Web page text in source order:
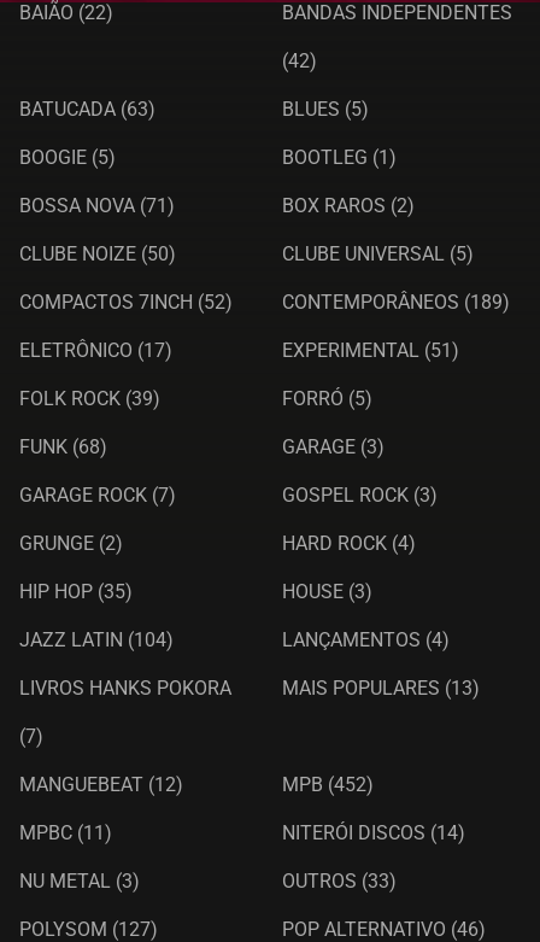
BAIÃO (22) BANDAS INDEPENDENTES
(42)
BATUCADA (63) BLUES (5)
BOOGIE (5) BOOTLEG (1)
BOSSA NOVA (71) BOX RAROS (2)
CLUBE NOIZE (50) CLUBE UNIVERSAL (5)
COMPACTOS 7INCH (52) CONTEMPORÂNEOS (189)
ELETRÔNICO (17) EXPERIMENTAL (51)
FOLK ROCK (39) FORRÓ (5)
FUNK (68) GARAGE (3)
GARAGE ROCK (7) GOSPEL ROCK (3)
GRUNGE (2) HARD ROCK (4)
HIP HOP (35) HOUSE (3)
JAZZ LATIN (104) LANÇAMENTOS (4)
LIVROS HANKS POKORA
(7)
MAIS POPULARES (13)
MANGUEBEAT (12) MPB (452)
MPBC (11) NITERÓI DISCOS (14)
NU METAL (3) OUTROS (33)
POLYSOM (127) POP ALTERNATIVO (46)